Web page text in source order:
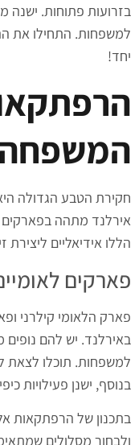
בזרועות פתוחות. ישנה
למשפחות. התחילו את
יחד!
המשפחה
חקירת הטבע הגדולה
אירלנד מתהה בפארקים
הללו אידיאליים ליצירת
פארקים
פארק הלאומי קילרני
באירלנד. יש להם
למשפחות. תוכלו לצאת
בנוסף, ישנן פעילויות
בתכנון של הרפתקאות
ולבחור מסלולים